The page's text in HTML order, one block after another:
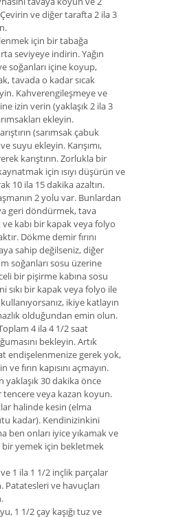
ve diğer tarafta 2 ila 3
için bir tabağa
seviyeye indirin. Yağın
soğanları içine koyup,
tavada o kadar sıcak
Kahverengileşmeye ve
izin verin (yaklaşık 2 ila 3
ekleyin.
(sarımsak çabuk
suyu ekleyin. Karışımı,
karıştırın. Zorlukla bir
için ısıyı düşürün ve
10 ila 15 dakika azaltın.
2 yolu var. Bunlardan
geri döndürmek, tava
ve kabı bir kapak veya folyo
Dökme demir fırını
sahip değilseniz, diğer
soğanları sosu üzerine
bir pişirme kabına sosu
sıkı bir kapak veya folyo ile
ikiye katlayın
olduğundan emin olun.
4 ila 4 1/2 saat
bekleyin. Artık
endişelenmenize gerek yok,
fırın kapısını açmayın.
yaklaşık 30 dakika önce
veya kazan koyun.
halinde kesin (elma
kadar). Kendinizinkini
ben onları iyice yıkamak ve
yemek için bekletmek
1 ila 1 1/2 inçlik parçalar
Patatesleri ve havuçları
1 1/2 çay kaşığı tuz ve